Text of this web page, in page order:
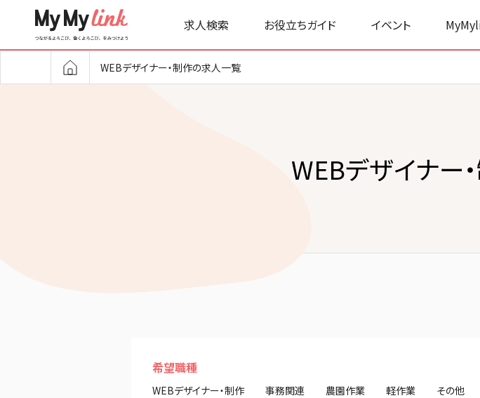
求人検索 お役立ちガイド イベント
WEBデザイナー・制作の求人一覧
WEBデザイナー
希望職種
WEBデザイナー・制作 事務関連 農園作業 軽作業 その他